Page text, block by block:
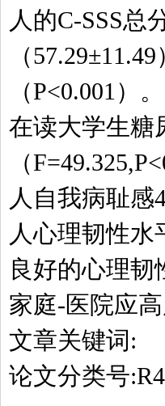
人的C-SSS总
（
（P<0.001）
在读大学生糖
（
人自我病耻感
人心理韧性
良好的心理
家庭-医院应
文章关键词:
论文分类号